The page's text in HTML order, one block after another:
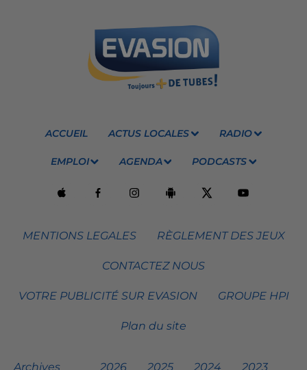
ACCUEIL ACTUS LOCALES RADIO
EMPLOI AGENDA PODCASTS
MENTIONS LEGALES RÈGLEMENT DES JEUX
CONTACTEZ NOUS
VOTRE PUBLICITÉ SUR EVASION GROUPE HPI
Plan du site
Archives 2026 2025 2024 2023